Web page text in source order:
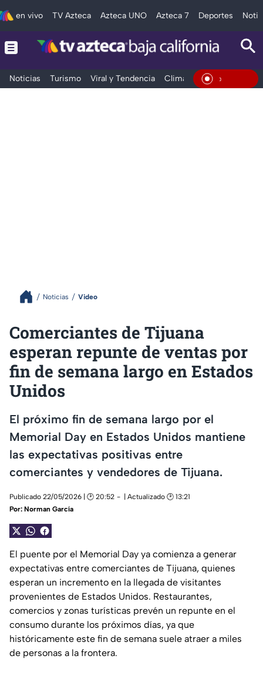
en vivo TV Azteca Azteca UNO Azteca 7 Deportes
Noticias Turismo Viral y Tendencia Clima Deportes En Vivo
Noticias Video
Comerciantes de Tijuana
esperan repunte de ventas por
fin de semana largo en Estados
Unidos
El próximo fin de semana largo por el
Memorial Day en Estados Unidos mantiene
las expectativas positivas entre
comerciantes y vendedores de Tijuana.
Publicado 22/05/2026 | 🕑 20:52
| Actualizado 🕑 13:21
Por: Norman García
El puente por el Memorial Day ya comienza a generar
expectativas entre comerciantes de Tijuana, quienes
esperan un incremento en la llegada de visitantes
provenientes de Estados Unidos. Restaurantes,
comercios y zonas turísticas prevén un repunte en el
consumo durante los próximos días, ya que
históricamente este fin de semana suele atraer a miles
de personas a la frontera.